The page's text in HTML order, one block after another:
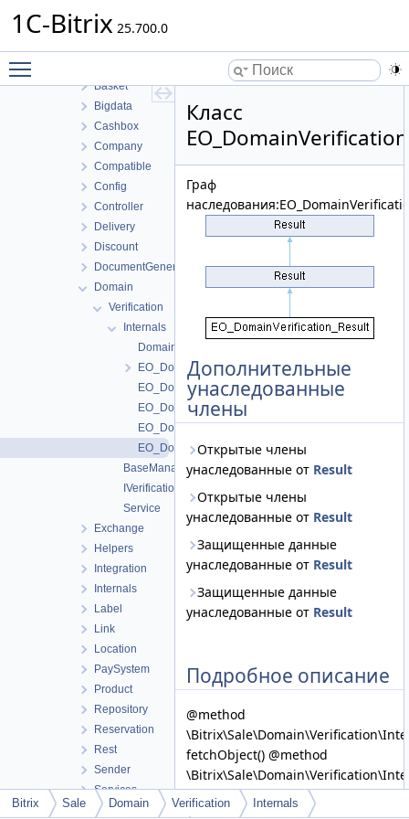
1C-Bitrix 25.700.0
Rest
Basket
Bigdata
Cashbox
Company
Compatible
Config
Controller
Delivery
Discount
DocumentGenerator
Domain
Verification
Internals
DomainVerificationTable
EO_DomainVerification
EO_DomainVerification_Collection
EO_DomainVerification_Entity
EO_DomainVerification_Query
EO_DomainVerification_Result
BaseManager
IVerificationable
Service
Exchange
Helpers
Integration
Internals
Label
Link
Location
PaySystem
Product
Repository
Reservation
Rest
Sender
Services
Tax
Класс
Граф
Дополнительные
унаследованные
члены
Открытые члены
унаследованные от Result
Открытые члены
унаследованные от Result
Защищенные данные
унаследованные от Result
Защищенные данные
унаследованные от Result
Подробное описание
@method
fetchObject() @method
fetchCollection()
Bitrix Sale Domain Verification Internals